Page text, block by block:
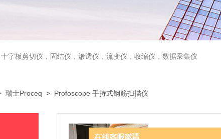
字板剪切仪，固结仪，渗透仪，流变仪，收缩仪，数据采集仪
瑞士Proceq > Profoscope 手持式钢筋扫描仪
Profoscope/